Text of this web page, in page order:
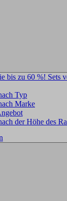
bis zu 60 %! Sets
Typ
Marke
der Höhe des